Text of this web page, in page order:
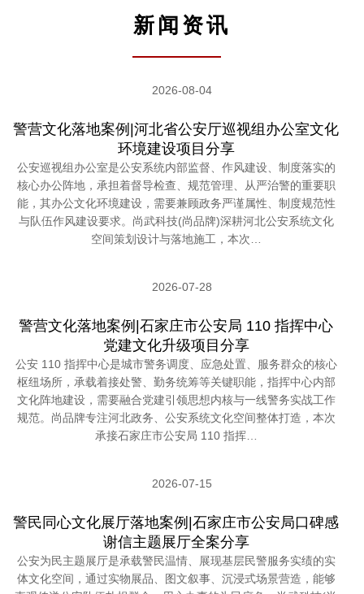
新闻资讯
2026-08-04
警营文化落地案例|河北省公安厅巡视组办公室文化
环境建设项目分享
公安巡视组办公室是公安系统内部监督、作风建设、制度落实的
核心办公阵地，承担着督导检查、规范管理、从严治警的重要职
能，其办公文化环境建设，需要兼顾政务严谨属性、制度规范性
与队伍作风建设要求。尚武科技(尚品牌)深耕河北公安系统文化
空间策划设计与落地施工，本次…
2026-07-28
警营文化落地案例|石家庄市公安局 110 指挥中心
党建文化升级项目分享
公安 110 指挥中心是城市警务调度、应急处置、服务群众的核心
枢纽场所，承载着接处警、勤务统筹等关键职能，指挥中心内部
文化阵地建设，需要融合党建引领思想内核与一线警务实战工作
规范。尚品牌专注河北政务、公安系统文化空间整体打造，本次
承接石家庄市公安局 110 指挥…
2026-07-15
警民同心文化展厅落地案例|石家庄市公安局口碑感
谢信主题展厅全案分享
公安为民主题展厅是承载警民温情、展现基层民警服务实绩的实
体文化空间，通过实物展品、图文叙事、沉浸式场景营造，能够